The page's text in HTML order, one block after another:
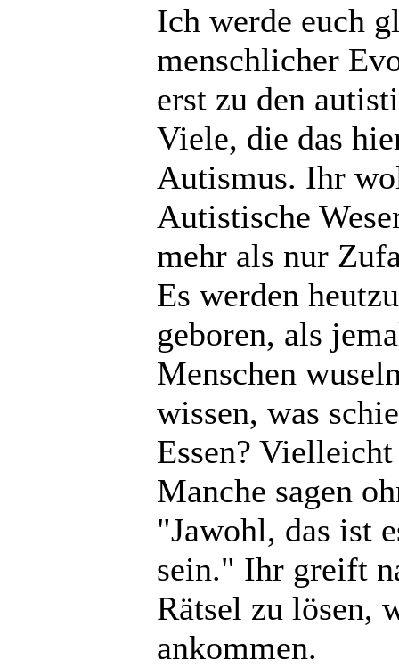
Ich werde euch
menschlicher
erst zu den
Viele, die das
Autismus. Ihr
Autistische
mehr als nur
Es werden
geboren, als
Menschen
wissen, was
Essen?
Manche sagen
"Jawohl, das ist
sein." Ihr greift
Rätsel zu lösen,
ankommen.